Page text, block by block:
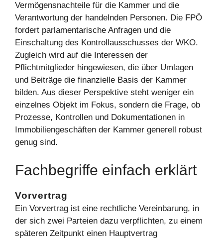
Vermögensnachteile für die Kammer und die
Verantwortung der handelnden Personen. Die FPÖ
fordert parlamentarische Anfragen und die
Einschaltung des Kontrollausschusses der WKO.
Zugleich wird auf die Interessen der
Pflichtmitglieder hingewiesen, die über Umlagen
und Beiträge die finanzielle Basis der Kammer
bilden. Aus dieser Perspektive steht weniger ein
einzelnes Objekt im Fokus, sondern die Frage, ob
Prozesse, Kontrollen und Dokumentationen in
Immobiliengeschäften der Kammer generell robust
genug sind.
Fachbegriffe einfach erklärt
Vorvertrag
Ein Vorvertrag ist eine rechtliche Vereinbarung, in
der sich zwei Parteien dazu verpflichten, zu einem
späteren Zeitpunkt einen Hauptvertrag